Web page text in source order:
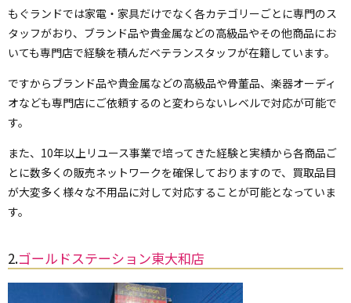
もぐランドでは家電・家具だけでなく各カテゴリーごとに専門のス
タッフがおり、ブランド品や貴金属などの高級品やその他商品にお
いても専門店で経験を積んだベテランスタッフが在籍しています。
ですからブランド品や貴金属などの高級品や骨董品、楽器オーディ
オなども専門店にご依頼するのと変わらないレベルで対応が可能で
す。
また、10年以上リユース事業で培ってきた経験と実績から各商品ご
とに数多くの販売ネットワークを確保しておりますので、買取品目
が大変多く様々な不用品に対して対応することが可能となっていま
す。
2.ゴールドステーション東大和店